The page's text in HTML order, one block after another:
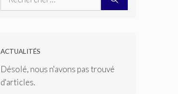
ACTUALITÉS
Désolé, nous n'avons pas trouvé
d'articles.